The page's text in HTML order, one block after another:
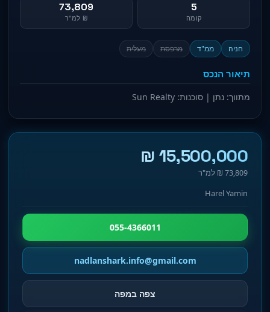
5
קומה
73,809
₪ למ"ר
חניה ממ"ד מרפסת מעלית
תיאור הנכס
מתווך: נתן | סוכנות: Sun Realty
15,500,000 ₪
73,809 ₪ למ"ר
Harel Yamin
055-4366011
nadlanshark.info@gmail.com
צפה במפה